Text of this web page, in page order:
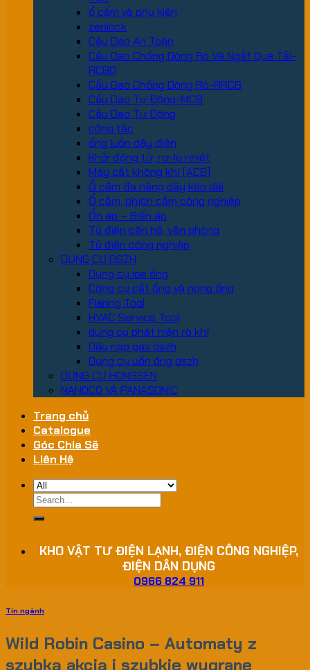
ổ cấm và phụ kiện
zenlock
Cầu Dao An Toàn
Cầu Dao Chống Dòng Rò Và Ngắt Quá Tải-
RCBO
Cầu Dao Chống Dòng Rò-RRCB
Cầu Dao Tự Động-MCB
Cầu Dao Tự Động
công tắc
ống luồn dây điện
Khởi động từ, rơ-le nhiệt
Máy cắt không khí (ACB)
Ổ cắm đa năng dây kéo dài
Ổ cắm, phích cắm công nghiệp
Ổn áp – Biến áp
Tủ điện căn hộ, văn phòng
Tủ điện công nghiệp
DỤNG CỤ DSZH
Dụng cụ loe ống
Công cụ cắt ống và nong ống
Flaring Tool
HVAC Service Tool
dung cụ phát hiện rò khí
Dây nạp gas dszh
Dụng cụ uốn ống dszh
DỤNG CỤ HONGSEN
NANOCO VÀ PANASONIC
Trang chủ
Catalogue
Góc Chia Sẽ
Liên Hệ
Search
for:
KHO VẬT TƯ ĐIỆN LẠNH, ĐIỆN CÔNG NGHIỆP,
ĐIỆN DÂN DỤNG
0966 824 911
Tin ngành
Wild Robin Casino – Automaty z
szybką akcją i szybkie wygrane